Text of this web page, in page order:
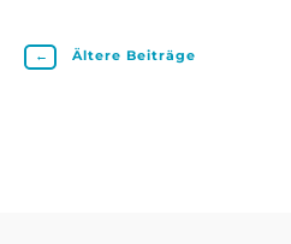
← Ältere Beiträge